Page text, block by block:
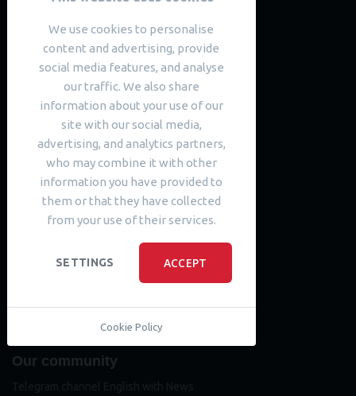
We use cookies to personalise
content and advertising, provide
social media features, and analyse
our traffic. We also share
information about your use of our
site with our social media,
advertising, and analytics partners,
who may combine it with other
information you have provided to
them or that they have collected
from your use of their services.
SETTINGS ACCEPT
Cookie Policy
Zagorodnaya str. 15, office 523
+38(098) 900-81-18
Ukraine, 25/4 Knyaziv
Koriatovychiv street
Nova Budova 1
+38(097) 066-75-62
33028, Rivne, Ukraine, Mazepy
str. 4A/6A
+38(068) 160-36-69
43000, Lutsk, Ukraine, 8,
+38(050) 296-36 -37
ul. 1, office 68
+38(067) 808-81-82
Our community